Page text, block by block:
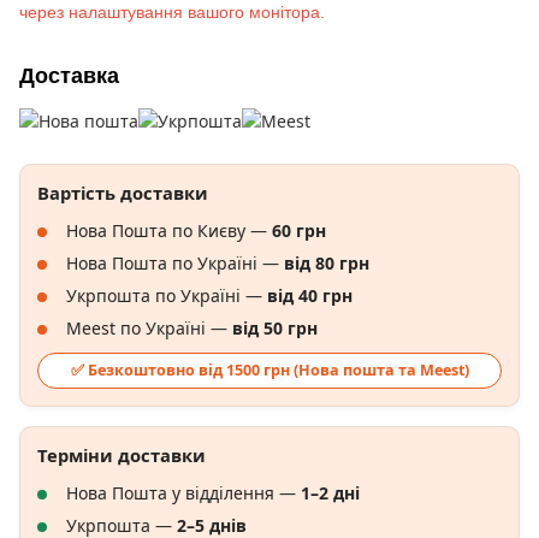
через налаштування вашого монітора.
Доставка
Вартість доставки
Нова Пошта по Києву — 60 грн
Нова Пошта по Україні — від 80 грн
Укрпошта по Україні — від 40 грн
Meest по Україні — від 50 грн
✅ Безкоштовно від 1500 грн (Нова пошта та Meest)
Терміни доставки
Нова Пошта у відділення — 1–2 дні
Укрпошта — 2–5 днів